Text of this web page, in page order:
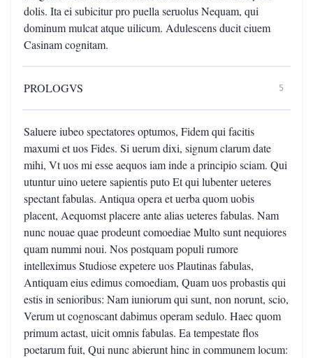
dolis. Ita ei subicitur pro puella seruolus Nequam, qui
dominum mulcat atque uilicum. Adulescens ducit ciuem
Casinam cognitam.
PROLOGVS 5
Saluere iubeo spectatores optumos, Fidem qui facitis
maxumi et uos Fides. Si uerum dixi, signum clarum date
mihi, Vt uos mi esse aequos iam inde a principio sciam. Qui
utuntur uino uetere sapientis puto Et qui lubenter ueteres
spectant fabulas. Antiqua opera et uerba quom uobis
placent, Aequomst placere ante alias ueteres fabulas. Nam
nunc nouae quae prodeunt comoediae Multo sunt nequiores
quam nummi noui. Nos postquam populi rumore
intelleximus Studiose expetere uos Plautinas fabulas,
Antiquam eius edimus comoediam, Quam uos probastis qui
estis in senioribus: Nam iuniorum qui sunt, non norunt, scio,
Verum ut cognoscant dabimus operam sedulo. Haec quom
primum actast, uicit omnis fabulas. Ea tempestate flos
poetarum fuit, Qui nunc abierunt hinc in communem locum: